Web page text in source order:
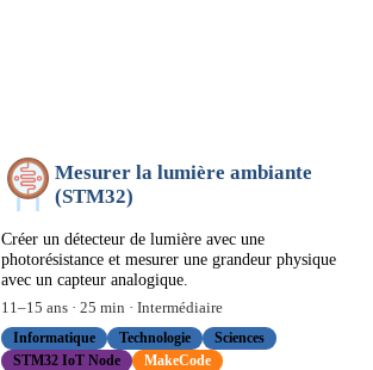
Mesurer la lumière ambiante
(STM32)
Créer un détecteur de lumière avec une
photorésistance et mesurer une grandeur physique
avec un capteur analogique.
11 –15 ans · 25 min · Intermédiaire
Informatique
Technologie
Sciences
STM32 IoT Node
MakeCode